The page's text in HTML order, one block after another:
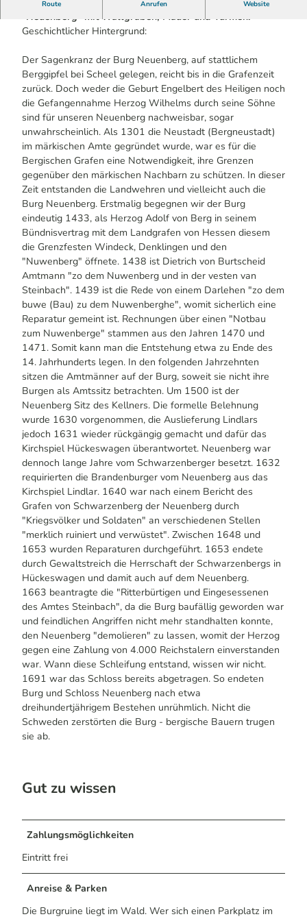
Route Anrufen Website
Im Wald befinden sich Reste der früheren Höhenburg
"Neuenberg" mit Wallgraben, Mauer und Türmen.
Geschichtlicher Hintergrund:
Der Sagenkranz der Burg Neuenberg, auf stattlichem
Berggipfel bei Scheel gelegen, reicht bis in die Grafenzeit
zurück. Doch weder die Geburt Engelbert des Heiligen noch
die Gefangennahme Herzog Wilhelms durch seine Söhne
sind für unseren Neuenberg nachweisbar, sogar
unwahrscheinlich. Als 1301 die Neustadt (Bergneustadt)
im märkischen Amte gegründet wurde, war es für die
Bergischen Grafen eine Notwendigkeit, ihre Grenzen
gegenüber den märkischen Nachbarn zu schützen. In dieser
Zeit entstanden die Landwehren und vielleicht auch die
Burg Neuenberg. Erstmalig begegnen wir der Burg
eindeutig 1433, als Herzog Adolf von Berg in seinem
Bündnisvertrag mit dem Landgrafen von Hessen diesem
die Grenzfesten Windeck, Denklingen und den
"Nuwenberg" öffnete. 1438 ist Dietrich von Burtscheid
Amtmann "zo dem Nuwenberg und in der vesten van
Steinbach". 1439 ist die Rede von einem Darlehen "zo dem
buwe (Bau) zu dem Nuwenberghe", womit sicherlich eine
Reparatur gemeint ist. Rechnungen über einen "Notbau
zum Nuwenberge" stammen aus den Jahren 1470 und
1471. Somit kann man die Entstehung etwa zu Ende des
14. Jahrhunderts legen. In den folgenden Jahrzehnten
sitzen die Amtmänner auf der Burg, soweit sie nicht ihre
Burgen als Amtssitz betrachten. Um 1500 ist der
Neuenberg Sitz des Kellners. Die formelle Belehnung
wurde 1630 vorgenommen, die Auslieferung Lindlars
jedoch 1631 wieder rückgängig gemacht und dafür das
Kirchspiel Hückeswagen überantwortet. Neuenberg war
dennoch lange Jahre vom Schwarzenberger besetzt. 1632
requirierten die Brandenburger vom Neuenberg aus das
Kirchspiel Lindlar. 1640 war nach einem Bericht des
Grafen von Schwarzenberg der Neuenberg durch
"Kriegsvölker und Soldaten" an verschiedenen Stellen
"merklich ruiniert und verwüstet". Zwischen 1648 und
1653 wurden Reparaturen durchgeführt. 1653 endete
durch Gewaltstreich die Herrschaft der Schwarzenbergs in
Hückeswagen und damit auch auf dem Neuenberg.
1663 beantragte die "Ritterbürtigen und Eingesessenen
des Amtes Steinbach", da die Burg baufällig geworden war
und feindlichen Angriffen nicht mehr standhalten konnte,
den Neuenberg "demolieren" zu lassen, womit der Herzog
gegen eine Zahlung von 4.000 Reichstalern einverstanden
war. Wann diese Schleifung entstand, wissen wir nicht.
1691 war das Schloss bereits abgetragen. So endeten
Burg und Schloss Neuenberg nach etwa
dreihundertjährigem Bestehen unrühmlich. Nicht die
Schweden zerstörten die Burg - bergische Bauern trugen
sie ab.
Gut zu wissen
Zahlungsmöglichkeiten
Eintritt frei
Anreise & Parken
Die Burgruine liegt im Wald. Wer sich einen Parkplatz im